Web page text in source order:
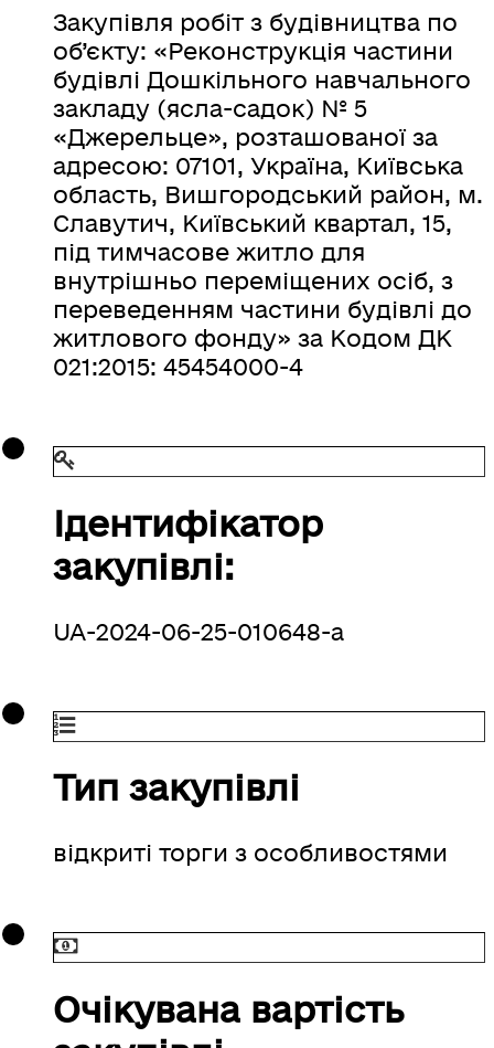
Закупівля робіт з будівництва по
об’єкту: «Реконструкція частини
будівлі Дошкільного навчального
закладу (ясла-садок) № 5
«Джерельце», розташованої за
адресою: 07101, Україна, Київська
область, Вишгородський район, м.
Славутич, Київський квартал, 15,
під тимчасове житло для
внутрішньо переміщених осіб, з
переведенням частини будівлі до
житлового фонду» за Кодом ДК
021:2015: 45454000-4
Ідентифікатор
закупівлі:
UA-2024-06-25-010648-a
Тип закупівлі
відкриті торги з особливостями
Очікувана вартість